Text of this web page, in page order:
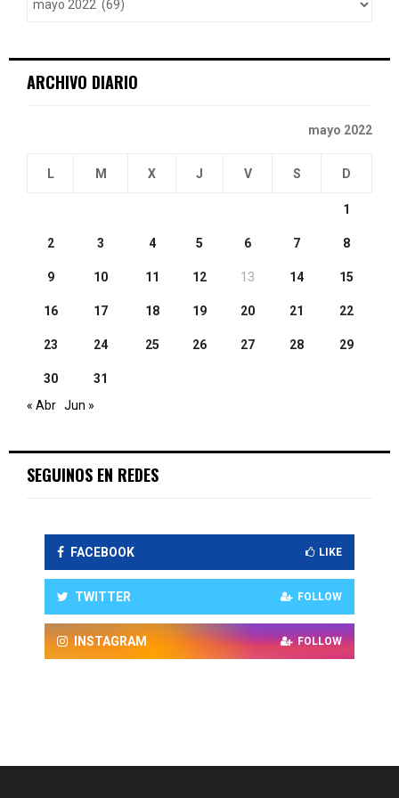
ARCHIVO DIARIO
mayo 2022
L M X J V S D
1
2 3 4 5 6 7 8
9 10 11 12 13 14 15
16 17 18 19 20 21 22
23 24 25 26 27 28 29
30
31
« Abr Jun »
SEGUINOS EN REDES
FACEBOOK LIKE
TWITTER FOLLOW
INSTAGRAM FOLLOW